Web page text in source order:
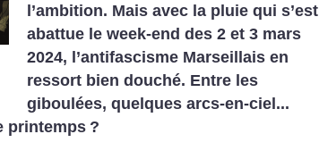
l’ambition. Mais avec la pluie qui s’est
abattue le week-end des 2 et 3 mars
2024, l’antifascisme Marseillais en
ressort bien douché. Entre les
giboulées, quelques arcs-en-ciel...
printemps ?